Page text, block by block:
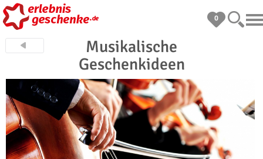
0
Musikalische
Geschenkideen